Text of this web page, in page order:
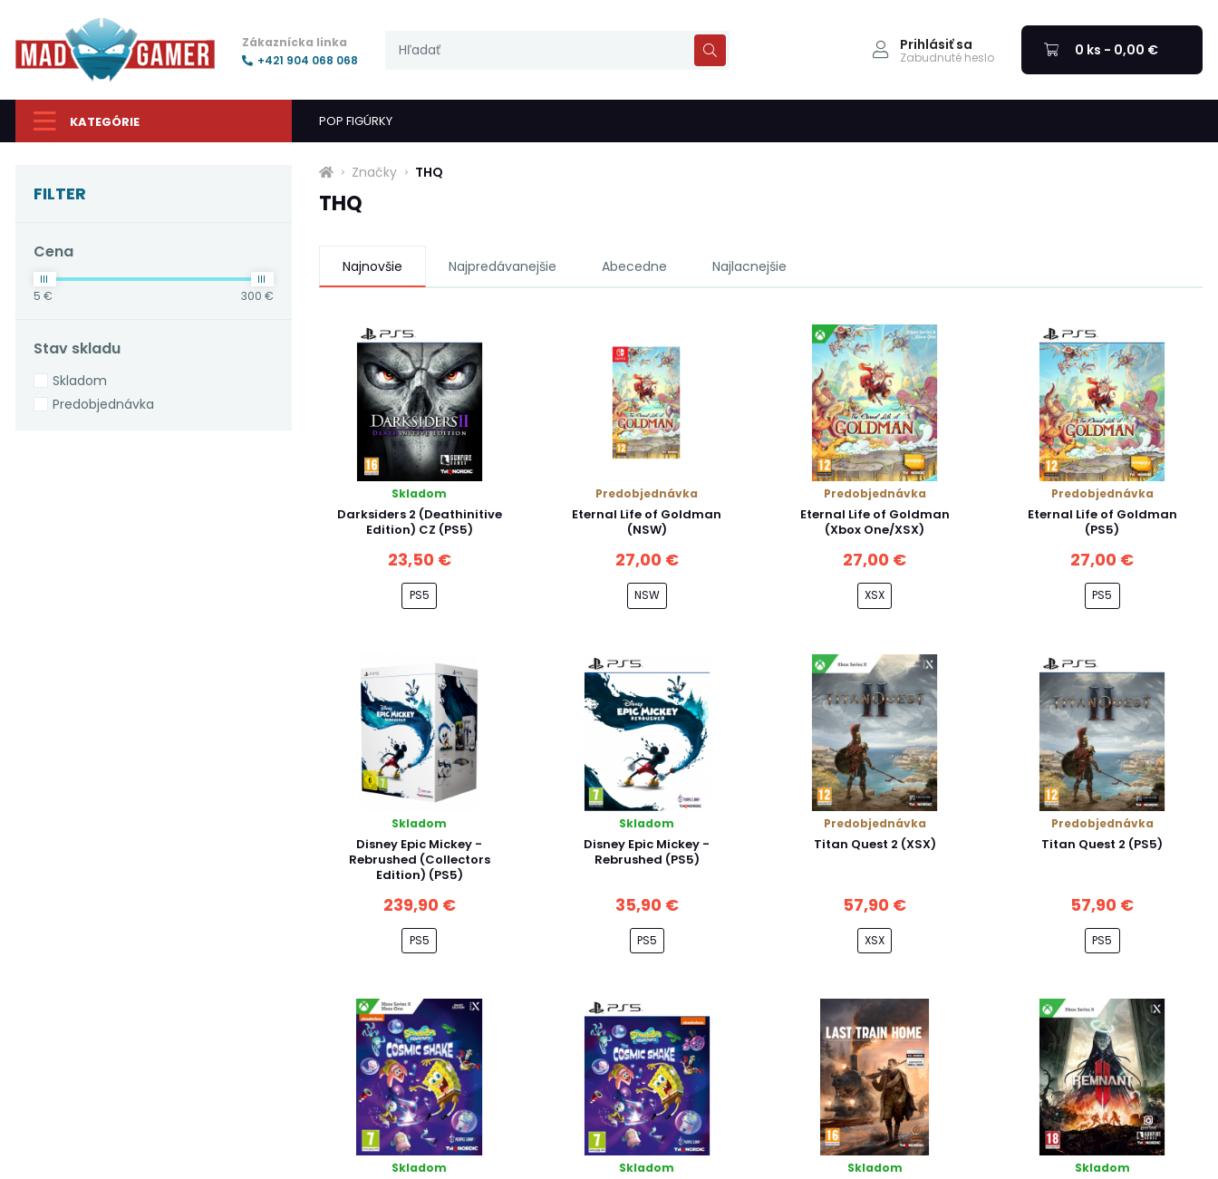
Zákaznícka linka
+421 904 068 068
Prihlásiť sa
Zabudnuté heslo 0 ks - 0,00 €
KATEGÓRIE POP FIGÚRKY
FILTER
Cena
5 € 300 €
Stav skladu
Skladom
Predobjednávka
Značky THQ
THQ
Najnovšie Najpredávanejšie Abecedne Najlacnejšie
Skladom
Darksiders 2 (Deathinitive
Edition) CZ (PS5)
23,50 €
PS5
Predobjednávka
Eternal Life of Goldman
(NSW)
27,00 €
NSW
Predobjednávka
Eternal Life of Goldman
(Xbox One/XSX)
27,00 €
XSX
Predobjednávka
Eternal Life of Goldman
(PS5)
27,00 €
PS5
Skladom
Disney Epic Mickey -
Rebrushed (Collectors
Edition) (PS5)
239,90 €
PS5
Skladom
Disney Epic Mickey -
Rebrushed (PS5)
35,90 €
PS5
Predobjednávka
Titan Quest 2 (XSX)
57,90 €
XSX
Predobjednávka
Titan Quest 2 (PS5)
57,90 €
PS5
Skladom Skladom Skladom Skladom